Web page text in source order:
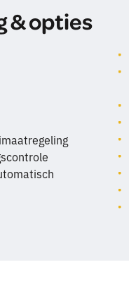
& opties